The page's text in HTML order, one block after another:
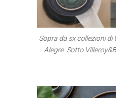
Sopra da sx collezioni di
Alegre. Sotto